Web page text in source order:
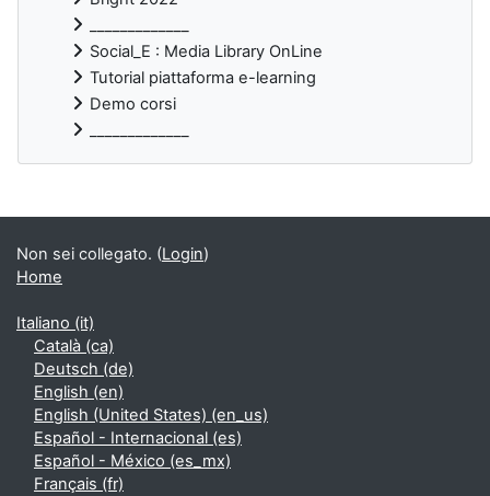
Social_E : Media Library OnLine
Tutorial piattaforma e-learning
Demo corsi
Blocchi supplementari
Non sei collegato. (Login)
Home
Italiano ‎(it)‎
Català ‎(ca)‎
Deutsch ‎(de)‎
English ‎(en)‎
English (United States) ‎(en_us)‎
Español - Internacional ‎(es)‎
Español - México ‎(es_mx)‎
Français ‎(fr)‎